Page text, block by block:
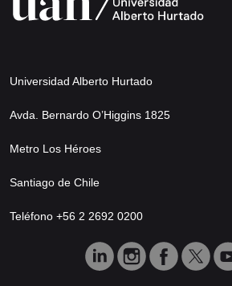
Universidad Alberto Hurtado
Avda. Bernardo O’Higgins 1825
Metro Los Héroes
Santiago de Chile
Teléfono +56 2 2692 0200